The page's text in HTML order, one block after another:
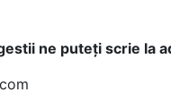
ne puteți scrie la